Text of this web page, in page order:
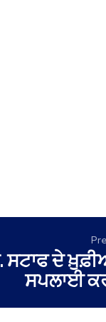
ਦੇ
ਸਪਲਾਈ